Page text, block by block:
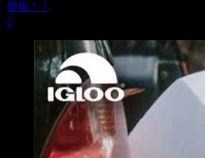
登場！！